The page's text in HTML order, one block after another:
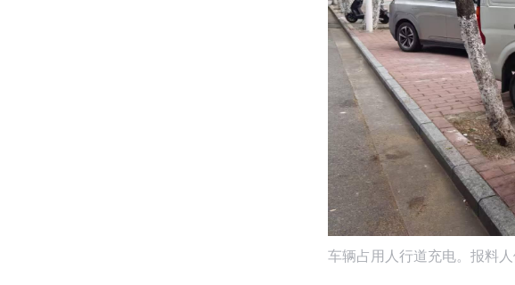
车辆占用人行道充电。报料